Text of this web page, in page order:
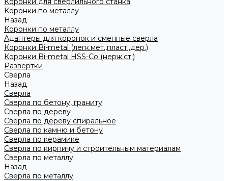
Коронки по металлу
Назад
Коронки по металлу
Адаптеры для коронок и сменные сверла
Коронки Bi-metal (легк.мет.,пласт.,дер.)
Коронки Bi-metal HSS-Co (нерж.ст.)
Развертки
Сверла
Назад
Сверла
Сверла по бетону, граниту
Сверла по дереву
Сверла по дереву спиральное
Сверла по камню и бетону
Сверла по керамике
Сверла по кирпичу и строительным материалам
Сверла по металлу
Назад
Сверла по металлу